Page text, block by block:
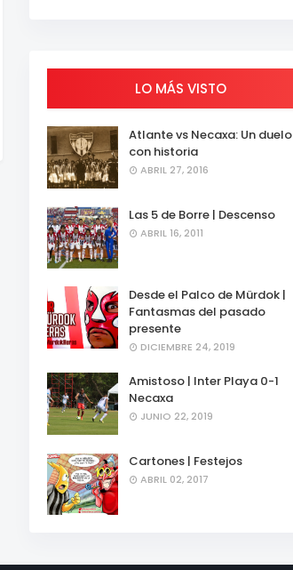
LO MÁS VISTO
Atlante vs Necaxa: Un duelo
con historia
ABRIL 27, 2016
Las 5 de Borre | Descenso
ABRIL 16, 2011
Desde el Palco de Mürdok |
Fantasmas del pasado
presente
DICIEMBRE 24, 2019
Amistoso | Inter Playa 0-1
Necaxa
JUNIO 22, 2019
Cartones | Festejos
ABRIL 02, 2017